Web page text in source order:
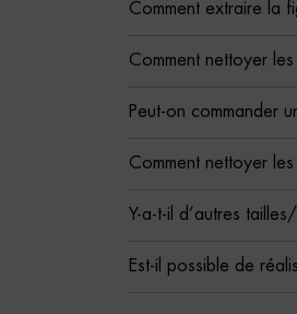
Comment extraire la
Comment nettoyer
Peut-on commander
Comment nettoyer
Y-a-t-il d’autres
Est-il possible de